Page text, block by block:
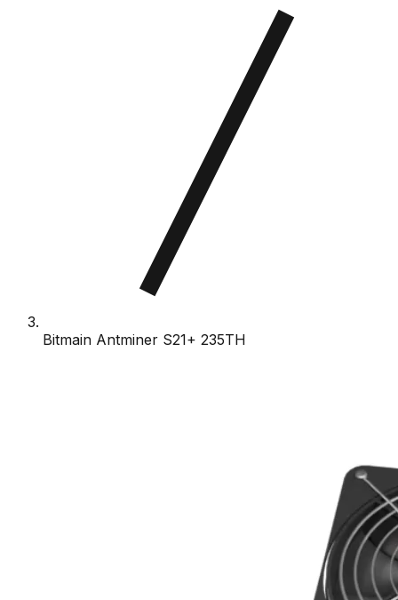
Bitmain Antminer S21+ 235TH